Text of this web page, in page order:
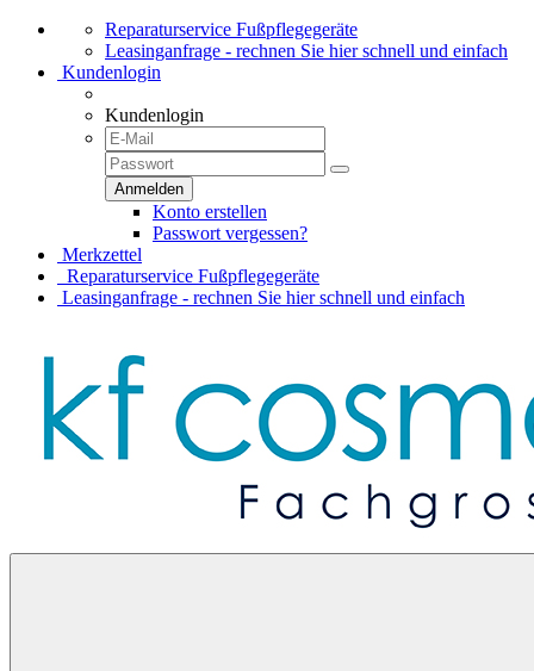
Reparaturservice Fußpflegegeräte
Leasinganfrage - rechnen Sie hier schnell und einfach
Kundenlogin
Kundenlogin
Konto erstellen
Passwort vergessen?
Merkzettel
Reparaturservice Fußpflegegeräte
Leasinganfrage - rechnen Sie hier schnell und einfach